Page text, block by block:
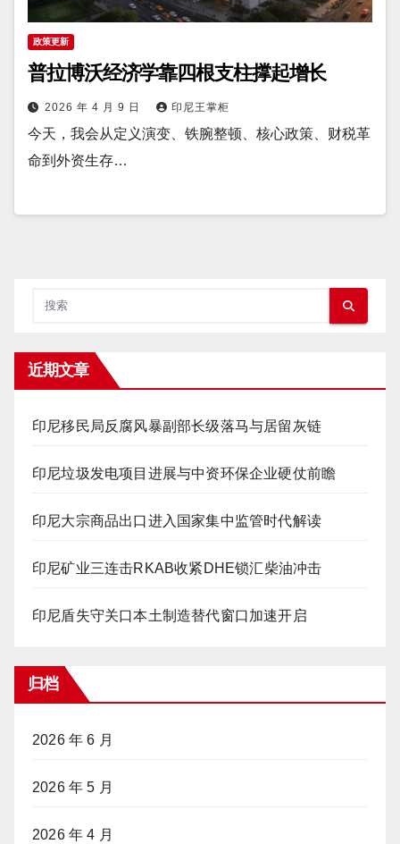
政策更新
普拉博沃经济学靠四根支柱撑起增长
2026 年 4 月 9 日 印尼王掌柜
今天，我会从定义演变、铁腕整顿、核心政策、财税革
命到外资生存…
近期文章
印尼移民局反腐风暴副部长级落马与居留灰链
印尼垃圾发电项目进展与中资环保企业硬仗前瞻
印尼大宗商品出口进入国家集中监管时代解读
印尼矿业三连击RKAB收紧DHE锁汇柴油冲击
印尼盾失守关口本土制造替代窗口加速开启
归档
2026 年 6 月
2026 年 5 月
2026 年 4 月